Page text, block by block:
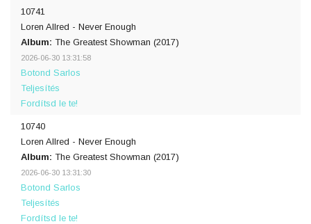
10741
Loren Allred - Never Enough
Album: The Greatest Showman (2017)
2026-06-30 13:31:58
Botond Sarlos
Teljesítés
Fordítsd le te!
10740
Loren Allred - Never Enough
Album: The Greatest Showman (2017)
2026-06-30 13:31:30
Botond Sarlos
Teljesítés
Fordítsd le te!